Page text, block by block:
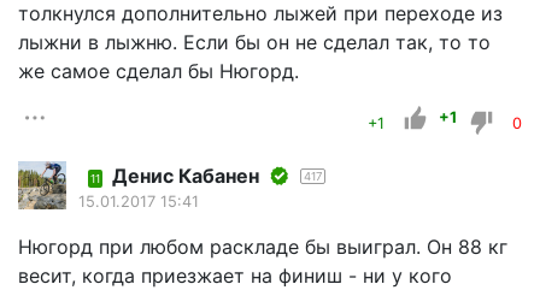
толкнулся дополнительно лыжей при переходе из
лыжни в лыжню. Если бы он не сделал так, то то
же самое сделал бы Нюгорд.
+1 +1 0
11 Денис Кабанен 417
15.01.2017 15:41
Нюгорд при любом раскладе бы выиграл. Он 88 кг
весит, когда приезжает на финиш - ни у кого